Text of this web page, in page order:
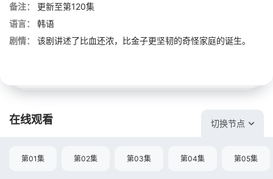
备注：
更新至第120集
语言：
韩语
剧情：
该剧讲述了比血还浓，比金子更坚韧的奇怪家庭的诞生。
在线观看 切换节点
第01集 第02集 第03集 第04集 第05集